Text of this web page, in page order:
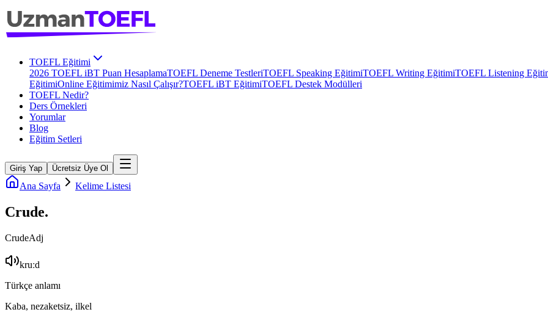
TOEFL Eğitimi
2026 TOEFL iBT Puan HesaplamaTOEFL Deneme TestleriTOEFL Speaking EğitimiTOEFL Writing EğitimiTOEFL Listening
EğitimiOnline Eğitimimiz Nasıl Çalışır?TOEFL iBT EğitimiTOEFL Destek Modülleri
TOEFL Nedir?
Ders Örnekleri
Yorumlar
Blog
Eğitim Setleri
Giriş Yap Ücretsiz Üye Ol
Ana Sayfa Kelime Listesi
Crude.
CrudeAdj
kruːd
Türkçe anlamı
Kaba, nezaketsiz, ilkel